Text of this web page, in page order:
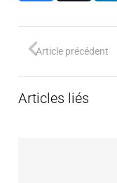
Article précédent
Articles liés